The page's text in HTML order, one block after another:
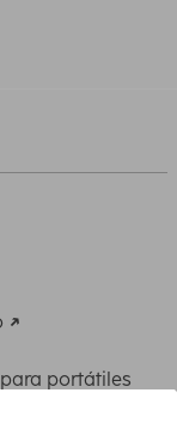
portátiles